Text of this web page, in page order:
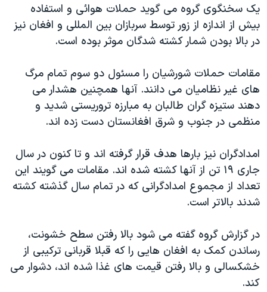
اعتراضات مردمی آبان ۹۸
اسرائیل در جنگ
همایش محافظه‌کاران آمریکا «سی‌پک»
صفحه‌های ویژه
سفر پرزیدنت ترامپ به چین
یک سخنگوی گروه می گوید حملات هوائی و استفاده
بیش از اندازه از زور توسط سربازان بین المللی و افغان نیز
در بالا بودن شمار کشته شدگان موثر بوده است.
مقامات حملات شورشیان را مسئول دو سوم تمام مرگ
های غیر نظامیان می دانند. آنها همچنین هشدار می
دهند ستیزه گران طالبان به مبارزه تروریستی شدید و
منظمی در جنوب و شرق افغانستان دست زده اند.
امدادگران نیز بارها هدف قرار گرفته اند و تا کنون در سال
جاری ۱۹ تن از آنها کشته شده اند. مقامات می گویند این
تعداد از مجموع امدادگرانی که در تمام سال گذشته کشته
شدند بالاتر است.
در گزارش گروه گفته می شود بالا رفتن سطح خشونت،
رساندن کمک به افغان هایی را که قبلا قربانی ترکیبی از
خشکسالی و بالا رفتن قیمت های غذا شده اند، دشوار می
کند.